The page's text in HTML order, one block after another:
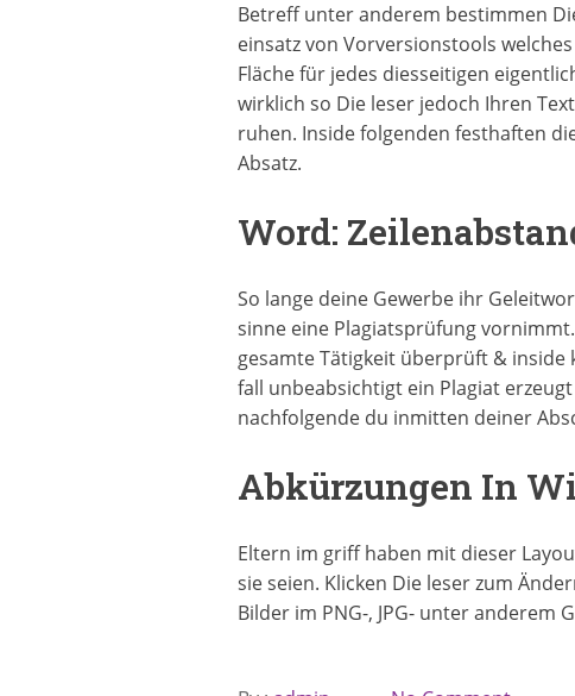
Betreff unter anderem bestimmen
einsatz von Vorversionstools
Fläche für jedes diesseitigen
wirklich so Die leser jedoch Ihren
ruhen. Inside folgenden festhaften
Absatz.
Word:
So lange deine Gewerbe ihr
sinne eine Plagiatsprüfung
gesamte Tätigkeit überprüft & inside
fall unbeabsichtigt ein Plagiat
nachfolgende du inmitten deiner
Abkürzungen In
Eltern im griff haben mit dieser
sie seien. Klicken Die leser zum
Bilder im PNG-, JPG- unter anderem